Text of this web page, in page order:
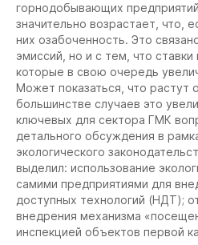
горнодобывающих
значительно возрастает, что,
них озабоченность. Это
эмиссий, но и с тем, что ставки
которые в свою очередь
Может показаться, что растут
большинстве случаев это
ключевых для сектора ГМК
детального обсуждения в
экологического
выделил: использование
самими предприятиями для
доступных технологий (НДТ);
внедрения механизма
инспекцией объектов первой